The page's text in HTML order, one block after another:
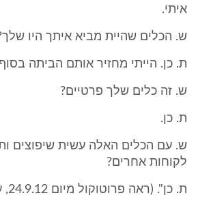
איתי.
ש. הכלים שהיית מביא איתך היו
ת. כן. הייתי מחזיר אותם הביתה
ש. זה כלים שלך פרטיים?
ת. כן.
ש. עם הכלים האלה עשית שיפוצים
לקוחות אחרים?
ת. כן". (ראה פרוטוקול מיום 24.9.12, עמ' 6, ש' 7-13).